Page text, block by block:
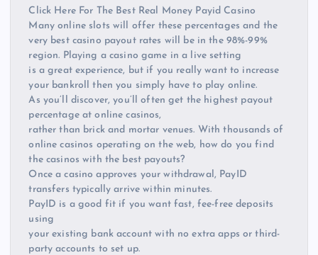
Click Here For The Best Real Money Payid Casino
Many online slots will offer these percentages and the
very best casino payout rates will be in the 98%-99%
region. Playing a casino game in a live setting
is a great experience, but if you really want to increase
your bankroll then you simply have to play online.
As you’ll discover, you’ll often get the highest payout
percentage at online casinos,
rather than brick and mortar venues. With thousands of
online casinos operating on the web, how do you find
the casinos with the best payouts?
Once a casino approves your withdrawal, PayID
transfers typically arrive within minutes.
PayID is a good fit if you want fast, fee-free deposits
using
your existing bank account with no extra apps or third-
party accounts to set up.